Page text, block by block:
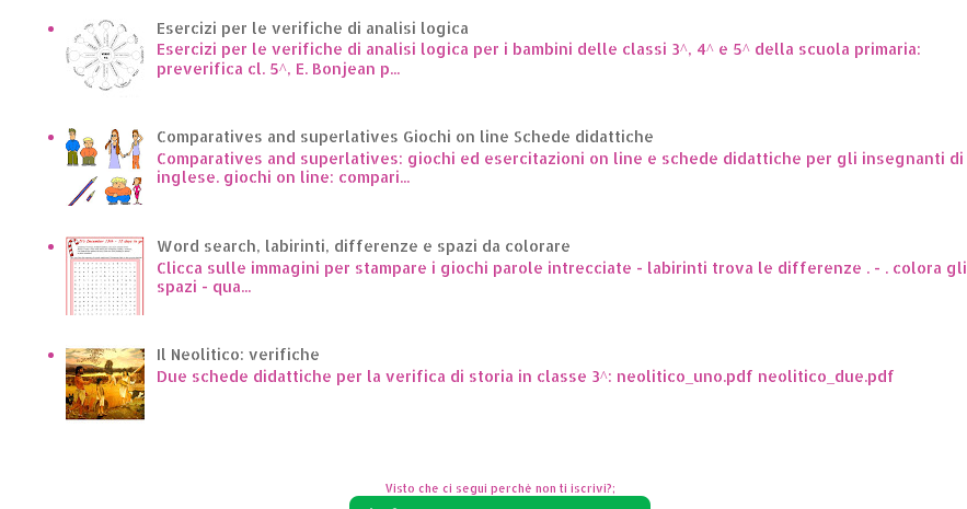
Esercizi per le verifiche di analisi logica
Esercizi per le verifiche di analisi logica per i bambini delle classi 3^, 4^ e 5^ della scuola primaria:
preverifica cl. 5^, E. Bonjean p...
Comparatives and superlatives Giochi on line Schede didattiche
Comparatives and superlatives: giochi ed esercitazioni on line e schede didattiche per gli insegnanti di
inglese. giochi on line: compari...
Word search, labirinti, differenze e spazi da colorare
Clicca sulle immagini per stampare i giochi parole intrecciate - labirinti trova le differenze . - . colora gli
spazi - qua...
Il Neolitico: verifiche
Due schede didattiche per la verifica di storia in classe 3^: neolitico_uno.pdf neolitico_due.pdf
Visto che ci segui perchè non ti iscrivi?;